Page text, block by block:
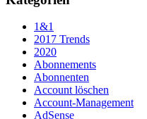
1&1
2017 Trends
2020
Abonnements
Abonnenten
Account löschen
Account-Management
AdSense